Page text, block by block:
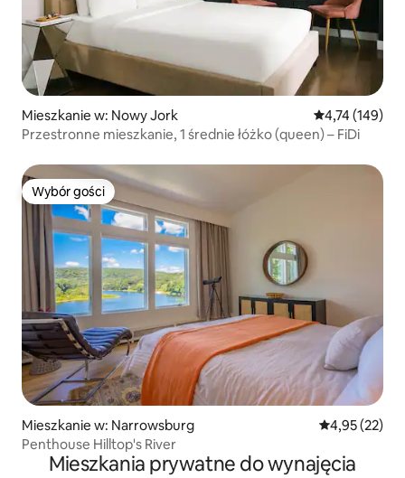
Mieszkanie w: Nowy Jork Średnia
4,74 (149)
Przestronne mieszkanie, 1 średnie łóżko (queen) – FiDi
Wybór gości
Wybór gości
Mieszkanie w: Narrowsburg Średnia
4,95 (22)
Penthouse Hilltop's River
Mieszkania prywatne do wynajęcia